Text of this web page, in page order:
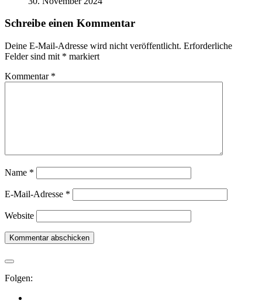
Schreibe einen Kommentar
Deine E-Mail-Adresse wird nicht veröffentlicht. Erforderliche
Felder sind mit * markiert
Kommentar *
Name *
E-Mail-Adresse *
Website
Folgen: